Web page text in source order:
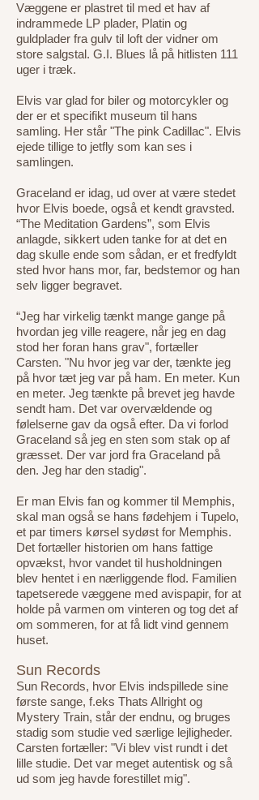
Væggene er plastret til med et hav af
indrammede LP plader, Platin og
guldplader fra gulv til loft der vidner om
store salgstal. G.I. Blues lå på hitlisten 111
uger i træk.
Elvis var glad for biler og motorcykler og
der er et specifikt museum til hans
samling. Her står "The pink Cadillac". Elvis
ejede tillige to jetfly som kan ses i
samlingen.
Graceland er idag, ud over at være stedet
hvor Elvis boede, også et kendt gravsted.
“The Meditation Gardens”, som Elvis
anlagde, sikkert uden tanke for at det en
dag skulle ende som sådan, er et fredfyldt
sted hvor hans mor, far, bedstemor og han
selv ligger begravet.
“Jeg har virkelig tænkt mange gange på
hvordan jeg ville reagere, når jeg en dag
stod her foran hans grav", fortæller
Carsten. "Nu hvor jeg var der, tænkte jeg
på hvor tæt jeg var på ham. En meter. Kun
en meter. Jeg tænkte på brevet jeg havde
sendt ham. Det var overvældende og
følelserne gav da også efter. Da vi forlod
Graceland så jeg en sten som stak op af
græsset. Der var jord fra Graceland på
den. Jeg har den stadig".
Er man Elvis fan og kommer til Memphis,
skal man også se hans fødehjem i Tupelo,
et par timers kørsel sydøst for Memphis.
Det fortæller historien om hans fattige
opvækst, hvor vandet til husholdningen
blev hentet i en nærliggende flod. Familien
tapetserede væggene med avispapir, for at
holde på varmen om vinteren og tog det af
om sommeren, for at få lidt vind gennem
huset.
Sun Records
Sun Records, hvor Elvis indspillede sine
første sange, f.eks Thats Allright og
Mystery Train, står der endnu, og bruges
stadig som studie ved særlige lejligheder.
Carsten fortæller: "Vi blev vist rundt i det
lille studie. Det var meget autentisk og så
ud som jeg havde forestillet mig".